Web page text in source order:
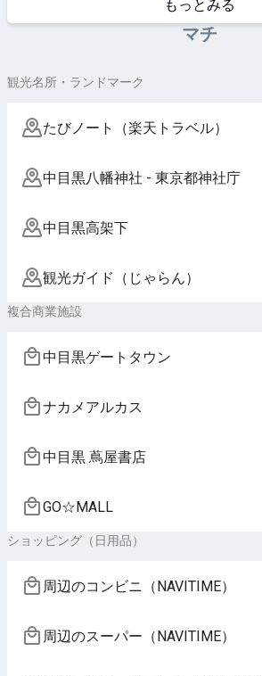
もっとみる
マチ
観光名所・ランドマーク
たびノート（楽天トラベル）
中目黒八幡神社 - 東京都神社庁
中目黒高架下
観光ガイド（じゃらん）
複合商業施設
中目黒ゲートタウン
ナカメアルカス
中目黒 蔦屋書店
GO☆MALL
ショッピング（日用品）
周辺のコンビニ（NAVITIME）
周辺のスーパー（NAVITIME）